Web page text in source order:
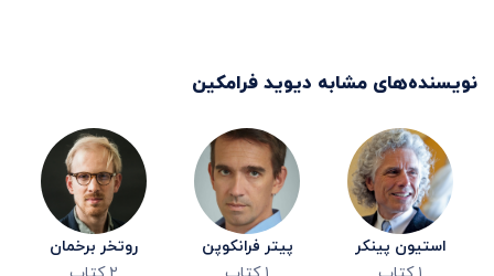
نویسنده‌های مشابه دیوید فرامکین
استیون پینکر
پیتر فرانکوپن
روتخر برخمان